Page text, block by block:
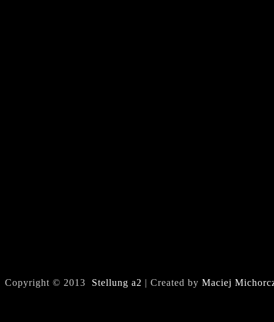
Copyright © 2013 Stellung a2 | Created by Maciej